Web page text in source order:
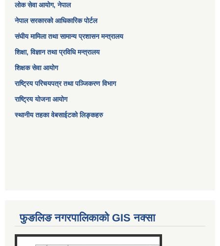
लोक सेवा आयोग, नेपाल
नेपाल सरकारको आधिकारिक पोर्टल
संघीय मामिला तथा सामान्य प्रशासन मन्त्रालय
शिक्षा, विज्ञान तथा प्रविधि मन्त्रालय
शिक्षक सेवा आयोग
राष्ट्रिय परिचयपत्र तथा पञ्जिकरण विभाग
राष्ट्रिय योजना आयोग
स्थानीय तहका वेबसाईटको लिङ्कहरु
फुङलिङ नगरपालिकाको GIS नक्सा